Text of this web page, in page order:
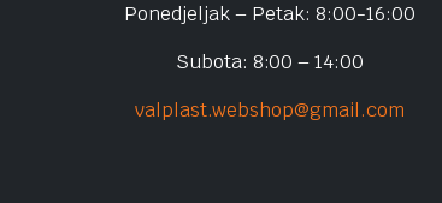
Ponedjeljak – Petak: 8:00-16:00
Subota: 8:00 – 14:00
valplast.webshop@gmail.com